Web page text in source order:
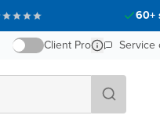
60+
Client Pro
Service